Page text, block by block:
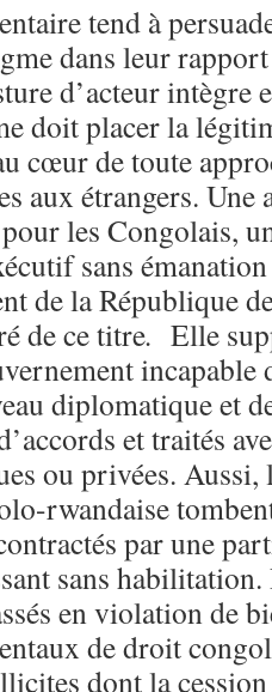
tend à
dans leur
d’acteur intègre
doit placer la
cœur de toute
aux étrangers. Une
les Congolais,
sans
de la République
de ce titre. Elle
incapable
diplomatique et
et traités
ou privées. Aussi,
rwandaise
par une
sans habilitation.
en violation de
de droit
dont la